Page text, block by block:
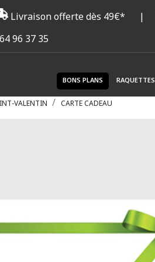
Livraison offerte dès 49€* |
96 37 35
BONS PLANS RAQUETTES
VALENTIN CARTE CADEAU